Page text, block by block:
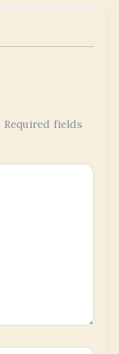
Required fields